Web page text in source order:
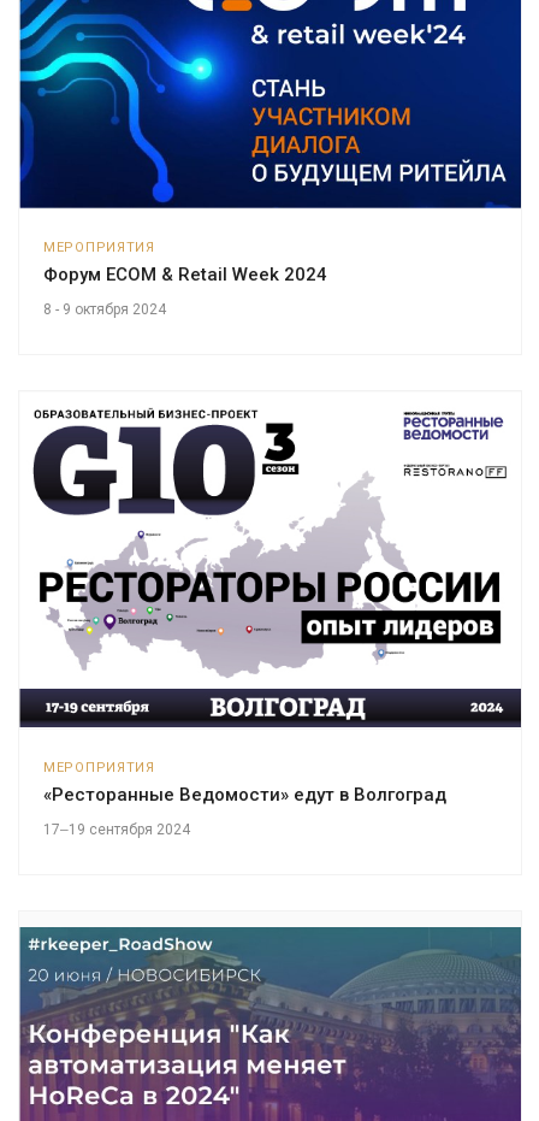
МЕРОПРИЯТИЯ
Форум ECOM & Retail Week 2024
8 - 9 октября 2024
МЕРОПРИЯТИЯ
«Ресторанные Ведомости» едут в Волгоград
17‒19 сентября 2024